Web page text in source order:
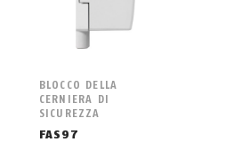
BLOCCO DELLA
CERNIERA DI
SICUREZZA
FAS97